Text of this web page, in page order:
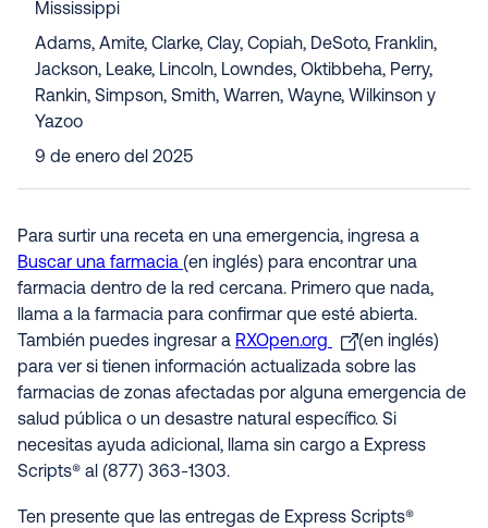
Mississippi
Adams, Amite, Clarke, Clay, Copiah, DeSoto, Franklin,
Jackson, Leake, Lincoln, Lowndes, Oktibbeha, Perry,
Rankin, Simpson, Smith, Warren, Wayne, Wilkinson y
Yazoo
9 de enero del 2025
Para surtir una receta en una emergencia, ingresa a
Buscar una farmacia (en inglés) para encontrar una
farmacia dentro de la red cercana. Primero que nada,
llama a la farmacia para confirmar que esté abierta.
También puedes ingresar a RXOpen.org
(en inglés)
para ver si tienen información actualizada sobre las
farmacias de zonas afectadas por alguna emergencia de
salud pública o un desastre natural específico. Si
necesitas ayuda adicional, llama sin cargo a Express
Scripts® al (877) 363-1303.
Ten presente que las entregas de Express Scripts®